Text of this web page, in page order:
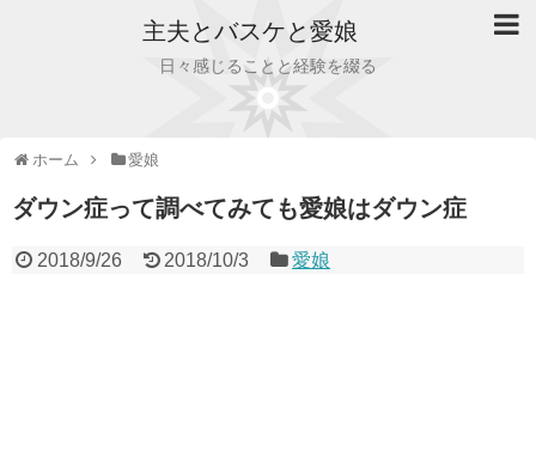
主夫とバスケと愛娘
日々感じることと経験を綴る
ホーム 愛娘
ダウン症って調べてみても愛娘はダウン症
2018/9/26 2018/10/3 愛娘